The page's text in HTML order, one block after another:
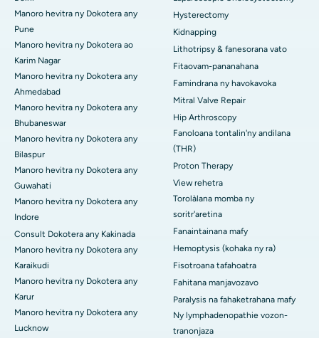
Manoro hevitra ny Dokotera any
Pune
Manoro hevitra ny Dokotera ao
Karim Nagar
Manoro hevitra ny Dokotera any
Ahmedabad
Manoro hevitra ny Dokotera any
Bhubaneswar
Manoro hevitra ny Dokotera any
Bilaspur
Manoro hevitra ny Dokotera any
Guwahati
Manoro hevitra ny Dokotera any
Indore
Consult Dokotera any Kakinada
Manoro hevitra ny Dokotera any
Karaikudi
Manoro hevitra ny Dokotera any
Karur
Manoro hevitra ny Dokotera any
Lucknow
Hysterectomy
Kidnapping
Lithotripsy & fanesorana vato
Fitaovam-pananahana
Famindrana ny havokavoka
Mitral Valve Repair
Hip Arthroscopy
Fanoloana tontalin'ny andilana
(THR)
Proton Therapy
View rehetra
Torolàlana momba ny
soritr'aretina
Fanaintainana mafy
Hemoptysis (kohaka ny ra)
Fisotroana tafahoatra
Fahitana manjavozavo
Paralysis na fahaketrahana mafy
Ny lymphadenopathie vozon-
tranonjaza